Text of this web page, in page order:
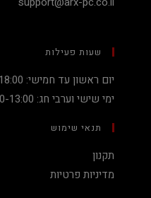
שעות פעילות
יום ראשון עד חמישי: 10:00-18:00
ימי שישי וערבי חג: 10:00-13:00
תנאי שימוש
תקנון
מדיניות פרטיות